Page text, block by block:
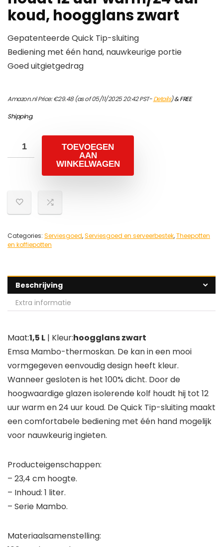
koud, hoogglans zwart
Gepatenteerde Quick Tip-sluiting
Bediening met één hand, nauwkeurige portie
Goed uitgietgedrag
Amazon.nl Price:€29.48(as of 05/11/2025 20:42 PST-Details)&FREE
Shipping.
TOEVOEGEN
AAN
WINKELWAGEN
Categories: Serviesgoed,Serviesgoed en serveerbestek,Theepotten
en koffiepotten
Beschrijving
Extra informatie
Maat:1,5 L | Kleur:hoogglans zwart
Emsa Mambo-thermoskan. De kan in een mooi
vormgegeven eenvoudig design heeft kleur.
Wanneer gesloten is het 100% dicht. Door de
hoogwaardige glazen isolerende kolf houdt hij tot 12
uur warm en 24 uur koud. De Quick Tip-sluiting maakt
een comfortabele bediening met één hand mogelijk
voor nauwkeurig ingieten.
Producteigenschappen:
– 23,4 cm hoogte.
– Inhoud: 1 liter.
– Serie Mambo.
Materiaalsamenstelling: